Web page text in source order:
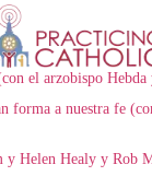
el arzobispo Hebda
forma a nuestra fe
y Helen Healy y Rob